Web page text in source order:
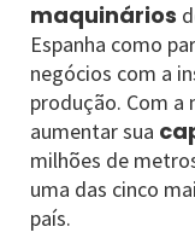
maquinários
Espanha como
negócios com a
produção. Com a
aumentar sua
milhões de
uma das cinco
país.